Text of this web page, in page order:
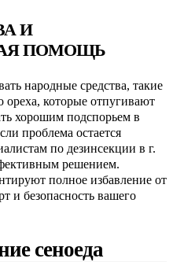
И
ПОМОЩЬ
народные средства, такие
ореха, которые отпугивают
хорошим подспорьем в
проблема остается
по дезинсекции в г.
решением.
полное избавление от
и безопасность вашего
сеноеда